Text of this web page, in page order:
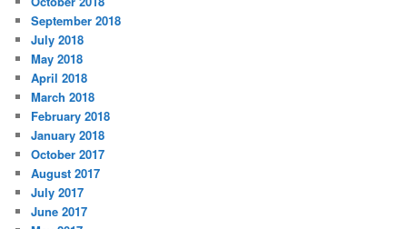
September 2018
July 2018
May 2018
April 2018
March 2018
February 2018
January 2018
October 2017
August 2017
July 2017
June 2017